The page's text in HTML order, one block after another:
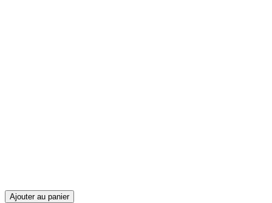
Ajouter au panier